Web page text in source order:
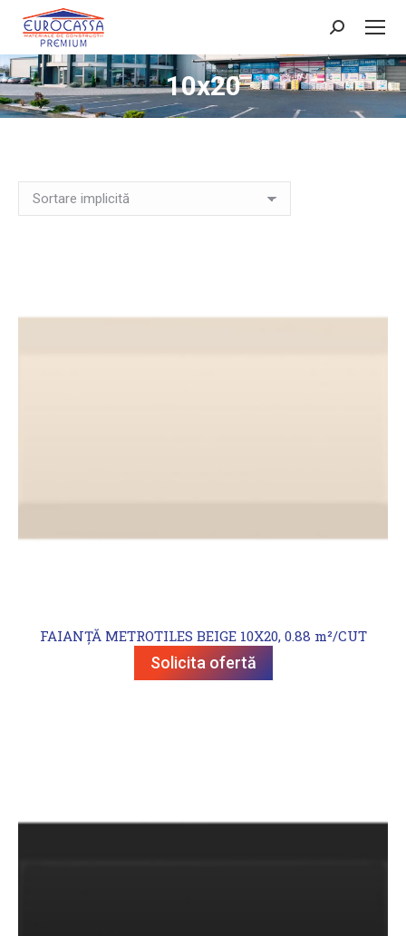
Search:
10x20
FAIANȚĂ METROTILES BEIGE 10X20, 0.88 m²/CUT
Solicita ofertă